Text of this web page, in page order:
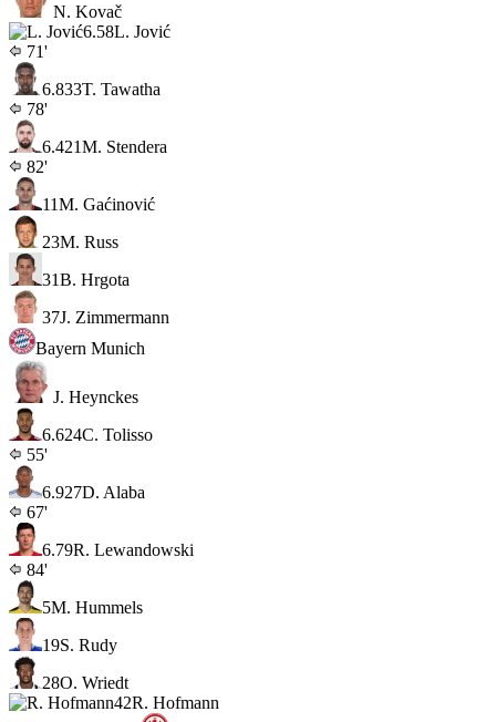
N. Kovač
6.58L. Jović
71'
6.833T. Tawatha
78'
6.421M. Stendera
82'
11M. Gaćinović
23M. Russ
31B. Hrgota
37J. Zimmermann
Bayern Munich
J. Heynckes
6.624C. Tolisso
55'
6.927D. Alaba
67'
6.79R. Lewandowski
84'
5M. Hummels
19S. Rudy
28O. Wriedt
42R. Hofmann